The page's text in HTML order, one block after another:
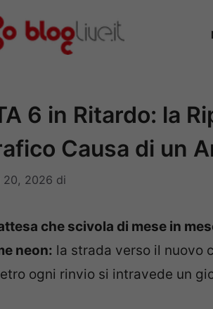
6 in Ritardo: la
Causa di un
20, 2026 di
che scivola di mese in
neon: la strada verso il nuovo
ogni rinvio si intravede un